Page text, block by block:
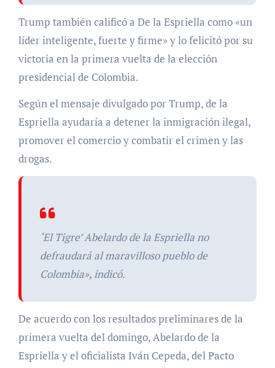
Trump también calificó a De la Espriella como «un
líder inteligente, fuerte y firme» y lo felicitó por su
victoria en la primera vuelta de la elección
presidencial de Colombia.
Según el mensaje divulgado por Trump, de la
Espriella ayudaría a detener la inmigración ilegal,
promover el comercio y combatir el crimen y las
drogas.
‘El Tigre’ Abelardo de la Espriella no
defraudará al maravilloso pueblo de
Colombia», indicó.
De acuerdo con los resultados preliminares de la
primera vuelta del domingo, Abelardo de la
Espriella y el oficialista Iván Cepeda, del Pacto